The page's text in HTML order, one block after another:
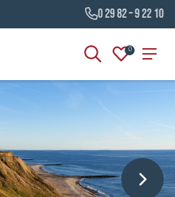
0 29 82 – 9 22 10
0